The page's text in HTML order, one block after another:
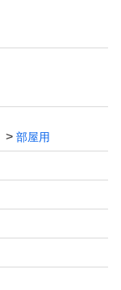
。
証。 効果は衣
あります。
部屋用